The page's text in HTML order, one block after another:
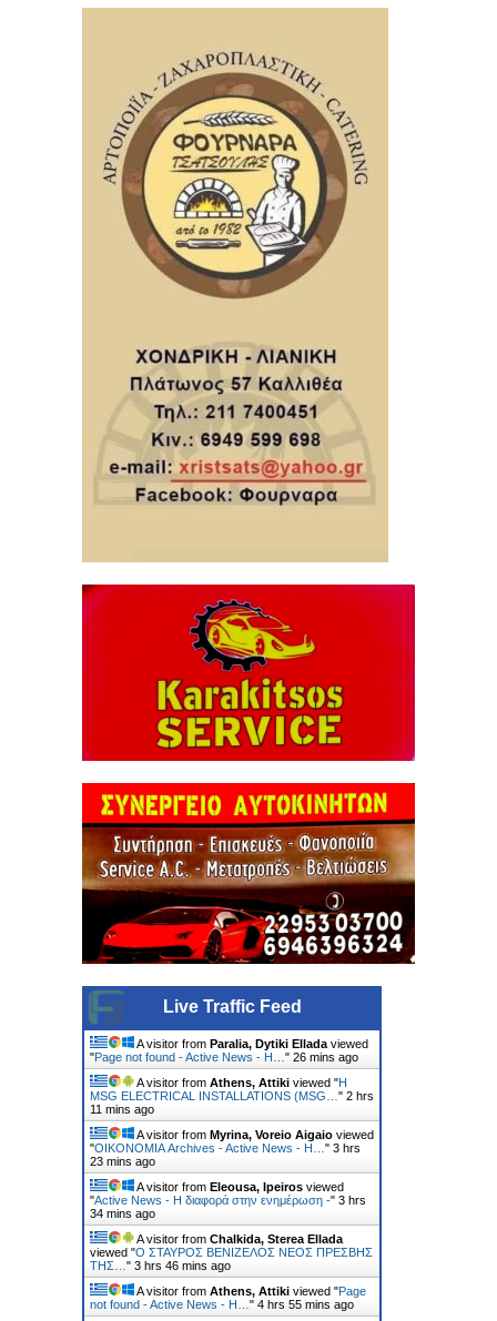
Live Traffic Feed
A visitor from Paralia, Dytiki Ellada viewed
"Page not found - Active News - Η… " 26 mins ago
A visitor from Athens, Attiki viewed "Η
MSG ELECTRICAL INSTALLATIONS (MSG… " 2 hrs
11 mins ago
A visitor from Myrina, Voreio Aigaio viewed
"ΟΙΚΟΝΟΜΙΑ Archives - Active News - Η… " 3 hrs
23 mins ago
A visitor from Eleousa, Ipeiros viewed
"Active News - Η διαφορά στην ενημέρωση -" 3 hrs
34 mins ago
A visitor from Chalkida, Sterea Ellada
viewed "Ο ΣΤΑΥΡΟΣ ΒΕΝΙΖΕΛΟΣ ΝΕΟΣ ΠΡΕΣΒΗΣ
ΤΗΣ… " 3 hrs 46 mins ago
A visitor from Athens, Attiki viewed "Page
not found - Active News - Η… " 4 hrs 55 mins ago